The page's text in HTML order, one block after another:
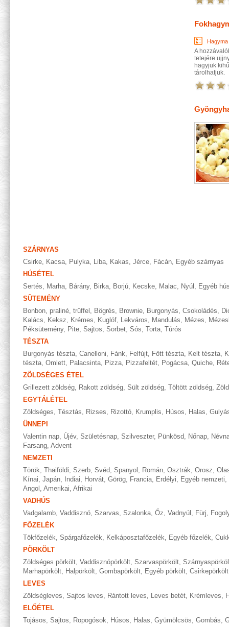
Hagyma
A
tetejére
hagyjuk
tárolhatjuk.
SZÁRNYAS
Csirke, Kacsa, Pulyka, Liba, Kakas, Jérce, Fácán, Egyéb szárnyas
HÚSÉTEL
Sertés, Marha, Bárány, Birka, Borjú, Kecske, Malac, Nyúl , Egyéb
SÜTEMÉNY
Bonbon, praliné, trüffel , Bögrés, Brownie, Burgonyás, Csokoládés,
Kalács, Keksz, Krémes, Kuglóf, Lekváros, Mandulás, Mézes,
Péksütemény, Pite, Sajtos, Sorbet, Sós, Torta, Túrós
TÉSZTA
Burgonyás tészta, Canelloni, Fánk, Felfújt, Főtt tészta, Kelt tészta,
tészta, Omlett, Palacsinta, Pizza, Pizzafeltét, Pogácsa, Quiche,
ZÖLDSÉGES ÉTEL
Grillezett zöldség, Rakott zöldség, Sült zöldség, Töltött zöldség,
EGYTÁLÉTEL
Zöldséges, Tésztás, Rizses, Rizottó, Krumplis, Húsos, Halas,
ÜNNEPI
Valentin nap, Újév, Születésnap, Szilveszter, Pünkösd, Nőnap,
Farsang, Advent
NEMZETI
Török, Thaiföldi, Szerb, Svéd, Spanyol , Román, Osztrák, Orosz,
Kínai, Japán, Indiai, Horvát, Görög, Francia, Erdélyi, Egyéb nemzeti,
Angol , Amerikai, Afrikai
VADHÚS
Vadgalamb, Vaddisznó, Szarvas, Szalonka, Őz, Vadnyúl , Fürj,
FŐZELÉK
Tökfőzelék, Spárgafőzelék, Kelkáposztafőzelék, Egyéb főzelék,
PÖRKÖLT
Zöldséges pörkölt, Vaddisznópörkölt, Szarvaspörkölt,
Marhapörkölt, Halpörkölt, Gombapörkölt, Egyéb pörkölt, Csirkepörkölt
LEVES
Zöldségleves, Sajtos leves, Rántott leves, Leves betét, Krémleves,
ELŐÉTEL
Tojásos, Sajtos, Ropogósok, Húsos, Halas, Gyümölcsös, Gombás,